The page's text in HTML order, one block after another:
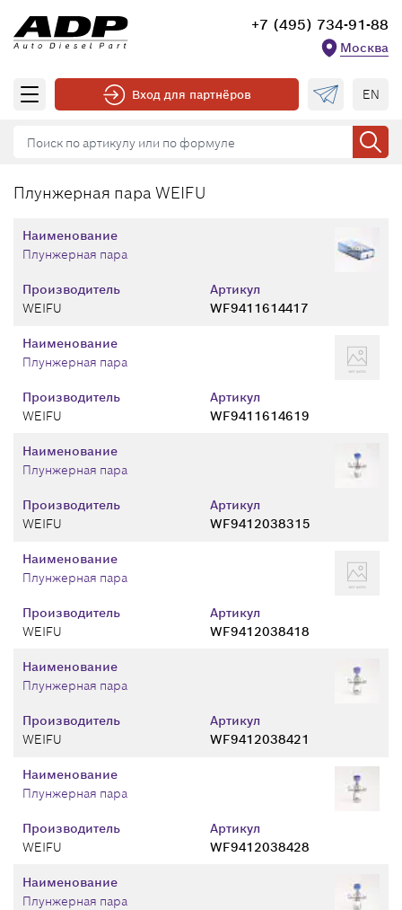
+7 (495) 734-91-88
Москва
Вход для партнёров EN
Плунжерная пара WEIFU
Производитель
WEIFU
Артикул
WF9411614417
Наименование
Плунжерная пара
Производитель
WEIFU
Артикул
WF9411614619
Наименование
Плунжерная пара
Производитель
WEIFU
Артикул
WF9412038315
Наименование
Плунжерная пара
Производитель
WEIFU
Артикул
WF9412038418
Наименование
Плунжерная пара
Производитель
WEIFU
Артикул
WF9412038421
Наименование
Плунжерная пара
Производитель
WEIFU
Артикул
WF9412038428
Наименование
Плунжерная пара
Наименование
Плунжерная пара